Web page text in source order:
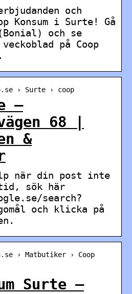
och
Konsum i Surte! Gå
och se
på Coop
› Surte › coop
–
68 |
&
när din post inte
sök här
search?
och klicka på
› Matbutiker › Coop
Surte –